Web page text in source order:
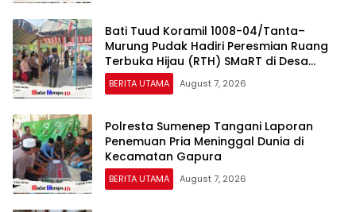
Bati Tuud Koramil 1008-04/Tanta–
Murung Pudak Hadiri Peresmian Ruang
Terbuka Hijau (RTH) SMaRT di Desa
Padangin
BERITA UTAMA August 7, 2026
Polresta Sumenep Tangani Laporan
Penemuan Pria Meninggal Dunia di
Kecamatan Gapura
BERITA UTAMA August 7, 2026